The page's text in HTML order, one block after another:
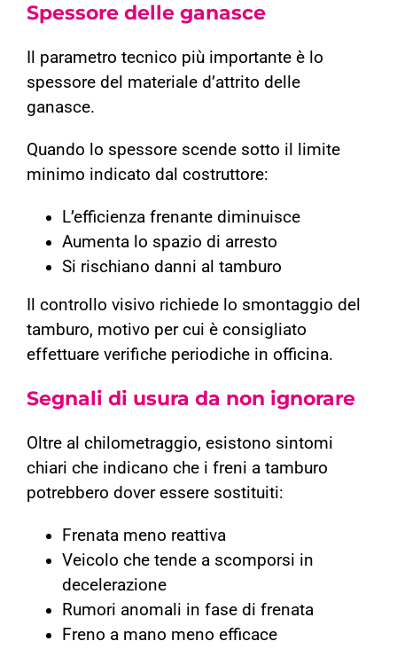
Spessore delle ganasce
Il parametro tecnico più importante è lo
spessore del materiale d’attrito delle
ganasce.
Quando lo spessore scende sotto il limite
minimo indicato dal costruttore:
L’efficienza frenante diminuisce
Aumenta lo spazio di arresto
Si rischiano danni al tamburo
Il controllo visivo richiede lo smontaggio del
tamburo, motivo per cui è consigliato
effettuare verifiche periodiche in officina.
Segnali di usura da non ignorare
Oltre al chilometraggio, esistono sintomi
chiari che indicano che i freni a tamburo
potrebbero dover essere sostituiti:
Frenata meno reattiva
Veicolo che tende a scomporsi in
decelerazione
Rumori anomali in fase di frenata
Freno a mano meno efficace